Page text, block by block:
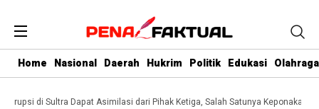
Home Nasional Daerah Hukrim Politik Edukasi Olahraga
di Sultra Dapat Asimilasi dari Pihak Ketiga, Salah Satunya Keponakan